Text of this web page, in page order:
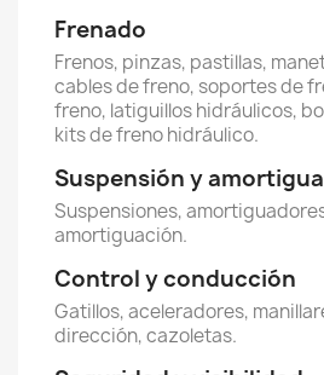
Frenado
Frenos, pinzas, pastillas,
cables de freno, soportes de
freno, latiguillos hidráulicos,
kits de freno hidráulico.
Suspensión y
Suspensiones,
amortiguación.
Control y conducción
Gatillos, aceleradores,
dirección, cazoletas.